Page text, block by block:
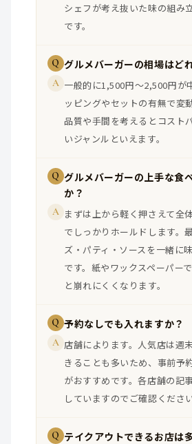
シェフが考え抜いた味の組み
です。
Q グルメバーガーの相場はど
A 一般的に1,500円〜2,500円が
ッピングやセットの有無で変
品質や手間を考えるとコスト
いジャンルといえます。
Q グルメバーガーの上手な食
か？
A まずは上から軽く押さえて全
でしっかりホールドします。
ズ・パティ・ソースを一緒に
です。紙やワックスペーパー
と崩れにくくなります。
Q 予約なしでも入れますか？
A 店舗によります。人気店は週
きることも多いため、事前予
がおすすめです。各店舗の記
していますのでご確認ください
Q テイクアウトできるお店は